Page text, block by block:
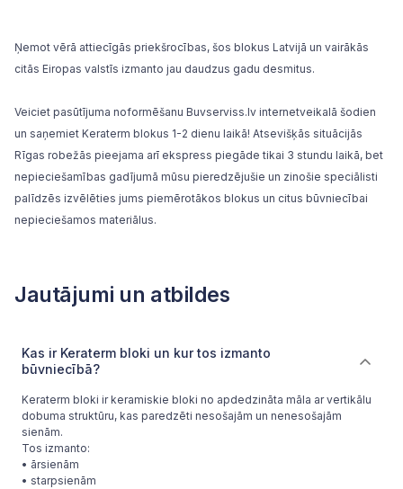
Ņemot vērā attiecīgās priekšrocības, šos blokus Latvijā un vairākās
citās Eiropas valstīs izmanto jau daudzus gadu desmitus.
Veiciet pasūtījuma noformēšanu Buvserviss.lv internetveikalā šodien
un saņemiet Keraterm blokus 1-2 dienu laikā! Atsevišķās situācijās
Rīgas robežās pieejama arī ekspress piegāde tikai 3 stundu laikā, bet
nepieciešamības gadījumā mūsu pieredzējušie un zinošie speciālisti
palīdzēs izvēlēties jums piemērotākos blokus un citus būvniecībai
nepieciešamos materiālus.
Jautājumi un atbildes
Kas ir Keraterm bloki un kur tos izmanto
būvniecībā?
Keraterm bloki ir keramiskie bloki no apdedzināta māla ar vertikālu
dobuma struktūru, kas paredzēti nesošajām un nenesošajām
sienām.
Tos izmanto:
• ārsienām
• starpsienām